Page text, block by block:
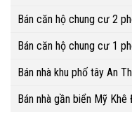
Bán căn hộ chung cư 2
Bán căn hộ chung cư 1
Bán nhà khu phố tây An
Bán nhà gần biển Mỹ